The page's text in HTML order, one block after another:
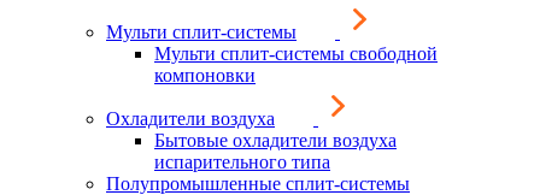
Мульти сплит-системы
Мульти сплит-системы свободной
компоновки
Охладители воздуха
Бытовые охладители воздуха
испарительного типа
Полупромышленные сплит-системы